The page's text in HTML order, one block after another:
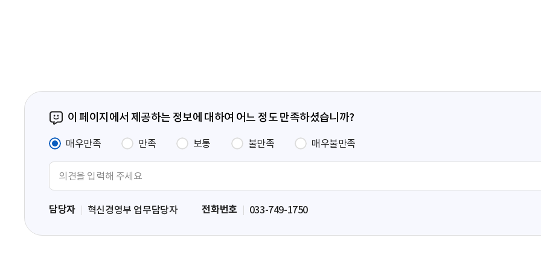
이 페이지에서 제공하는 정보에 대하여 어느 정도 만족하셨습니까?
매우만족 만족 보통 불만족 매우불만족
력
담당자 혁신경영부 업무담당자 전화번호 033-749-1750